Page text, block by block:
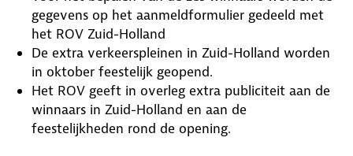
gegevens op het aanmeldformulier gedeeld met
het ROV Zuid-Holland
De extra verkeerspleinen in Zuid-Holland worden
in oktober feestelijk geopend.
Het ROV geeft in overleg extra publiciteit aan de
winnaars in Zuid-Holland en aan de
feestelijkheden rond de opening.